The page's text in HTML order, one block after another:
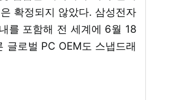
확정되지 않았다. 삼성전자
를 포함해 전 세계에 6월 18
글로벌 PC OEM도 스냅드래